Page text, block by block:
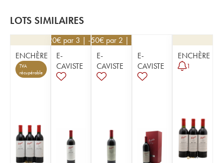
LOTS SIMILAIRES
ENCHÈRE
TVA
récupérable
70,20€ par 3 | -10%
E-
CAVISTE
436,50€ par 2 | -10%
E-
CAVISTE
E-
CAVISTE
ENCHÈRE
1